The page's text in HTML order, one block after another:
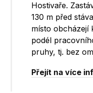
Hostivaře.
130 m před
místo obcházejí
podél
pruhy, tj. bez
Přejít na více